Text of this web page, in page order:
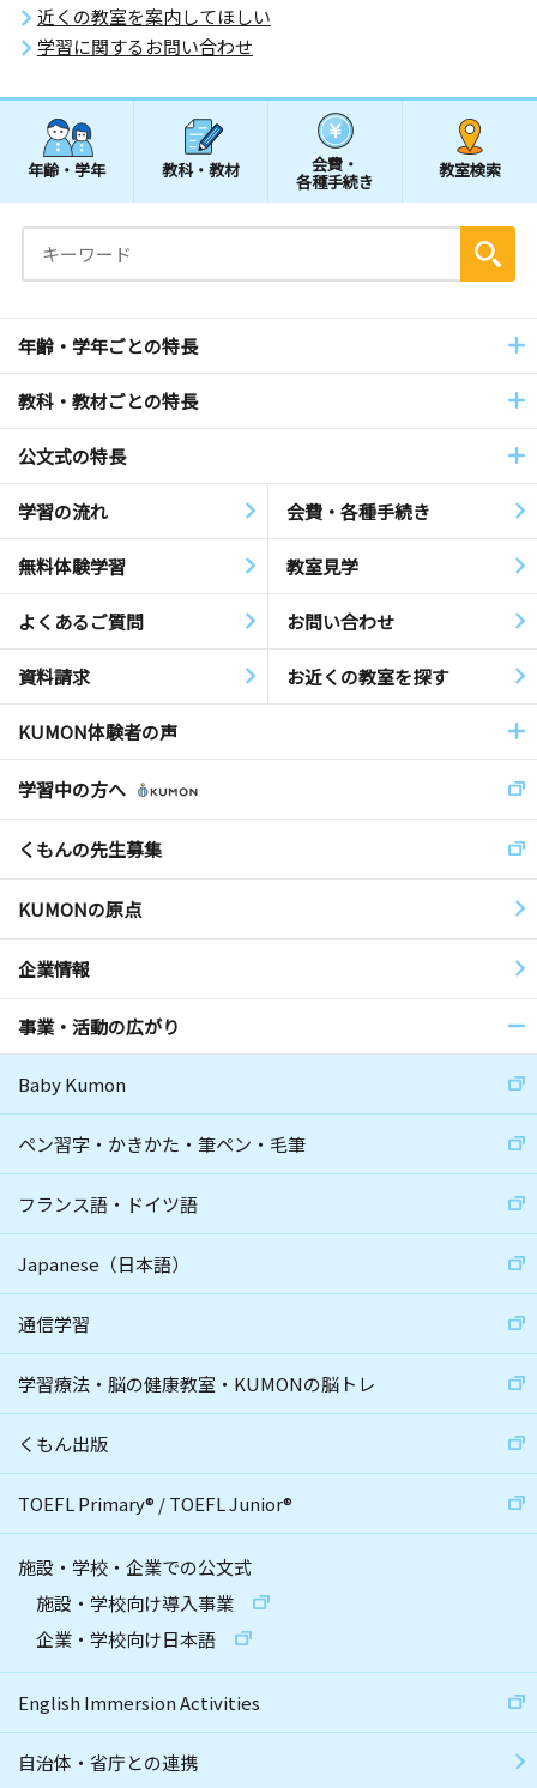
近くの教室を案内してほしい
学習に関するお問い合わせ
年齢・学年 教科・教材 会費・
各種手続き
教室検索
年齢・学年ごとの特長
教科・教材ごとの特長
公文式の特長
学習の流れ 会費・各種手続き
無料体験学習 教室見学
よくあるご質問 お問い合わせ
資料請求 お近くの教室を探す
KUMON体験者の声
学習中の方へ
くもんの先生募集
KUMONの原点
企業情報
事業・活動の広がり
Baby Kumon
ペン習字・かきかた・筆ペン・毛筆
フランス語・ドイツ語
Japanese（日本語）
通信学習
学習療法・脳の健康教室・KUMONの脳トレ
くもん出版
TOEFL Primary® /TOEFL Junior®
施設・学校・企業での公文式
施設・学校向け導入事業
企業・学校向け日本語
English Immersion Activities
自治体・省庁との連携